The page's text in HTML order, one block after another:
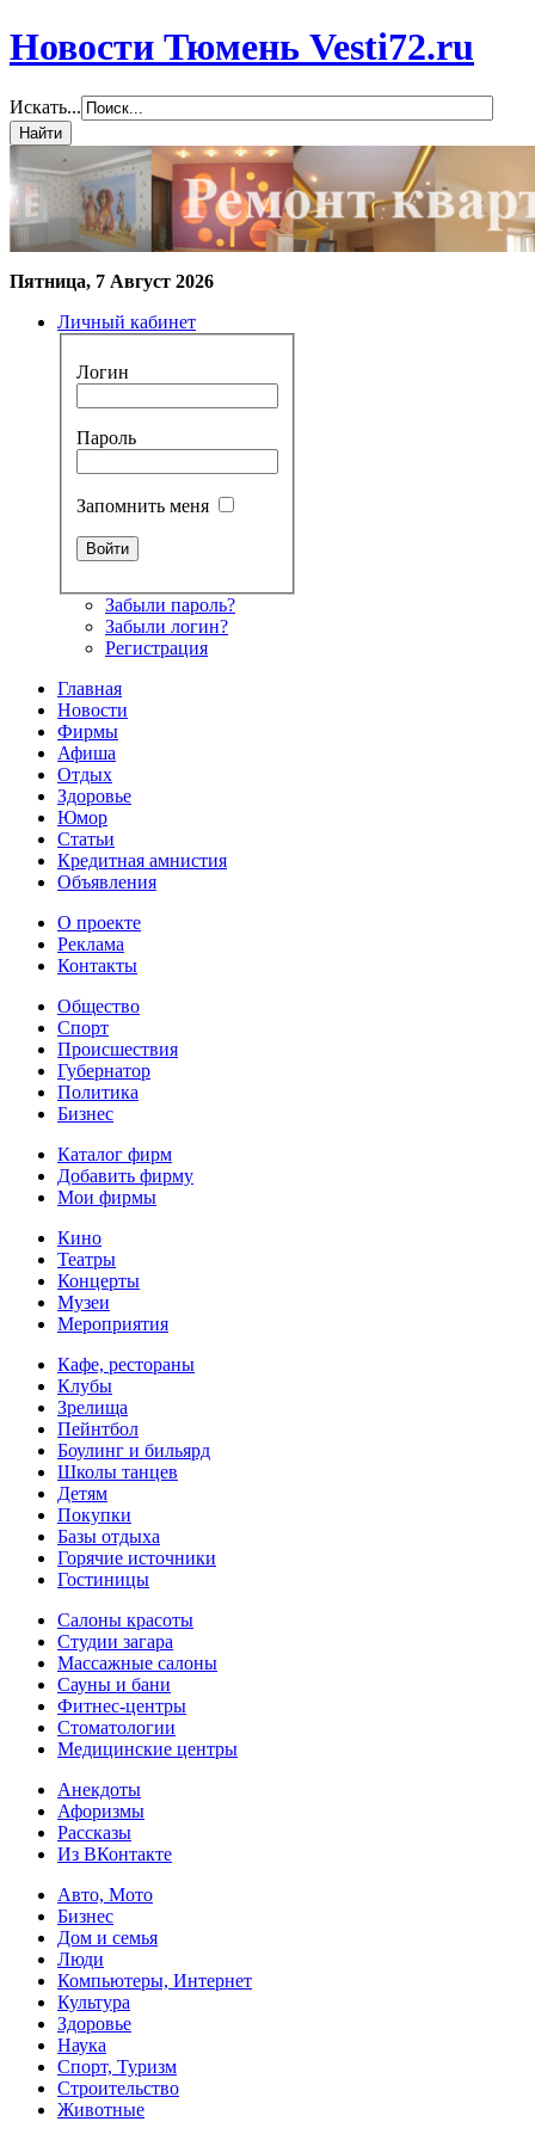
Новости Тюмень Vesti72.ru
Искать...
Пятница, 7 Август 2026
Личный кабинет
Логин
Пароль
Запомнить меня
Забыли пароль?
Забыли логин?
Регистрация
Главная
Новости
Фирмы
Афиша
Отдых
Здоровье
Юмор
Статьи
Кредитная амнистия
Объявления
О проекте
Реклама
Контакты
Общество
Спорт
Происшествия
Губернатор
Политика
Бизнес
Каталог фирм
Добавить фирму
Мои фирмы
Кино
Театры
Концерты
Музеи
Мероприятия
Кафе, рестораны
Клубы
Зрелища
Пейнтбол
Боулинг и бильярд
Школы танцев
Детям
Покупки
Базы отдыха
Горячие источники
Гостиницы
Салоны красоты
Студии загара
Массажные салоны
Сауны и бани
Фитнес-центры
Стоматологии
Медицинские центры
Анекдоты
Афоризмы
Рассказы
Из ВКонтакте
Авто, Мото
Бизнес
Дом и семья
Люди
Компьютеры, Интернет
Культура
Здоровье
Наука
Спорт, Туризм
Строительство
Животные